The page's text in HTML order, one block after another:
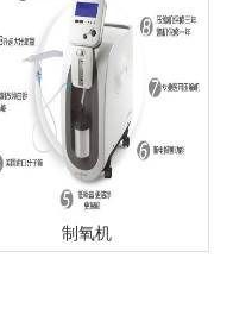
制氧机